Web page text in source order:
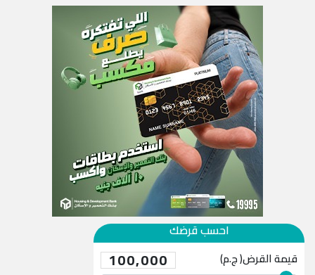
احسب قرضك
قيمة القرض( ج.م) 100,000